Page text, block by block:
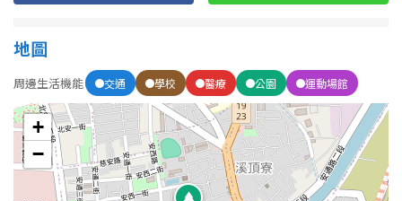
格局
不拘
1房
2房 3房
地圖
周邊生活機能 交通 學校 醫療 公園 運動場館
+
−